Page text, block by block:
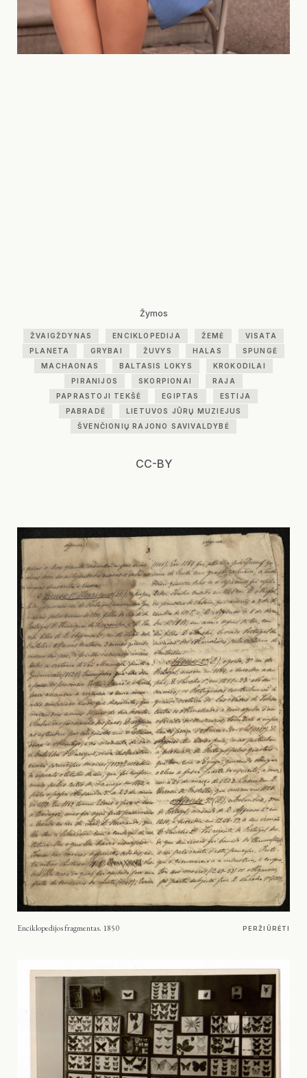
Žymos
ŽVAIGŽDYNAS ENCIKLOPEDIJA ŽEMĖ
VISATA
PLANETA
GRYBAI ŽUVYS HALAS
SPUNGĖ
MACHAONAS
BALTASIS LOKYS
KROKODILAI
PIRANIJOS
SKORPIONAI
RAJA
PAPRASTOJI TEKŠĖ
EGIPTAS
ESTIJA
PABRADĖ
LIETUVOS JŪRŲ MUZIEJUS
ŠVENČIONIŲ RAJONO SAVIVALDYBĖ
CC-BY
Enciklopedijos fragmentas. 1850 PERŽIŪRĖTI